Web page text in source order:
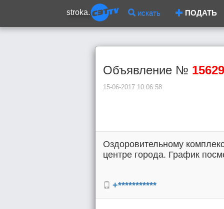
stroka. искать ПОДАТЬ
Объявление № 15629
15-06-2017 10:06:58
Оздоровительному
центре города. График
+***********